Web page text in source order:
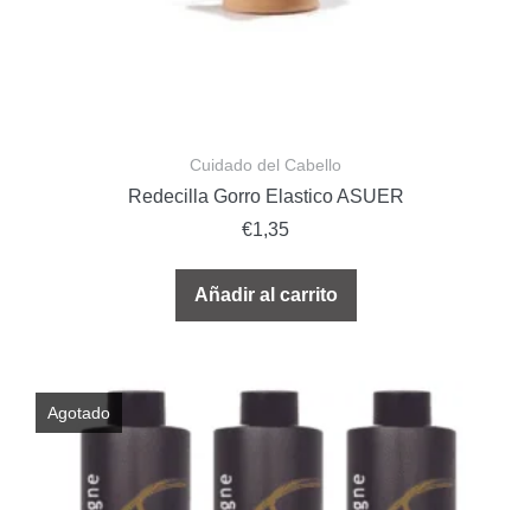
Cuidado del Cabello
Redecilla Gorro Elastico ASUER
€1,35
Añadir al carrito
Agotado